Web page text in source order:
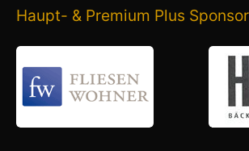
Haupt- & Premium Plus